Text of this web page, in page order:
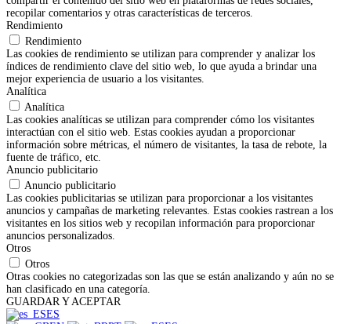
recopilar comentarios y otras características de terceros.
Rendimiento
Rendimiento
Las cookies de rendimiento se utilizan para comprender y analizar los
índices de rendimiento clave del sitio web, lo que ayuda a brindar una
mejor experiencia de usuario a los visitantes.
Analítica
Analítica
Las cookies analíticas se utilizan para comprender cómo los visitantes
interactúan con el sitio web. Estas cookies ayudan a proporcionar
información sobre métricas, el número de visitantes, la tasa de rebote, la
fuente de tráfico, etc.
Anuncio publicitario
Anuncio publicitario
Las cookies publicitarias se utilizan para proporcionar a los visitantes
anuncios y campañas de marketing relevantes. Estas cookies rastrean a los
visitantes en los sitios web y recopilan información para proporcionar
anuncios personalizados.
Otros
Otros
Otras cookies no categorizadas son las que se están analizando y aún no se
han clasificado en una categoría.
GUARDAR Y ACEPTAR
ES